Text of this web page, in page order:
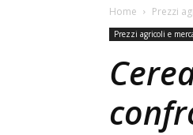
Home Prezzi
Prezzi agricoli e